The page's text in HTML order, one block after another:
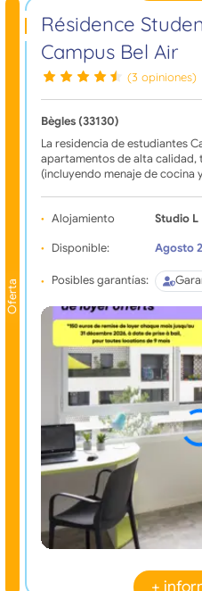
Oferta
Résidence
Campus Bel Air
(3 opiniones)
Bègles (33130)
La residencia de estudiantes
apartamentos de alta
(incluyendo menaje de cocina
Alojamiento Studio L
Disponible: Agosto
Posibles garantías:
+